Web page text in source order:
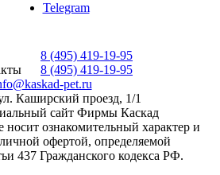
Telegram
8 (495) 419-19-95
8 (495) 419-19-95
pet.ru
Каширский проезд, 1/1
сайт Фирмы Каскад
ознакомительный характер и
офертой, определяемой
437 Гражданского кодекса РФ.